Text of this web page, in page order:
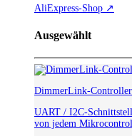
AliExpress-Shop ↗
Ausgewählt
DimmerLink-Controller
UART / I2C-
von jedem